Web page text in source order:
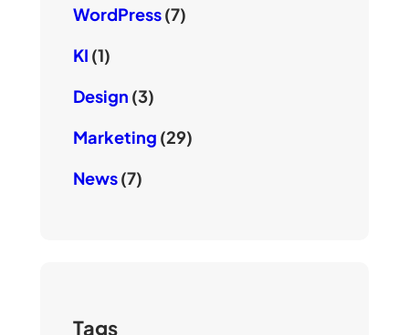
WordPress(7)
KI (1)
Design (3)
Marketing (29)
News(7)
Tags